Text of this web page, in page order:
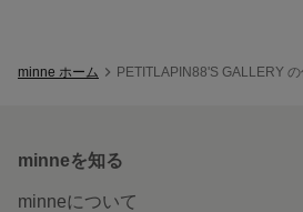
minne ホーム PETITLAPIN88'S GALLERY
minneを知る
minneについて